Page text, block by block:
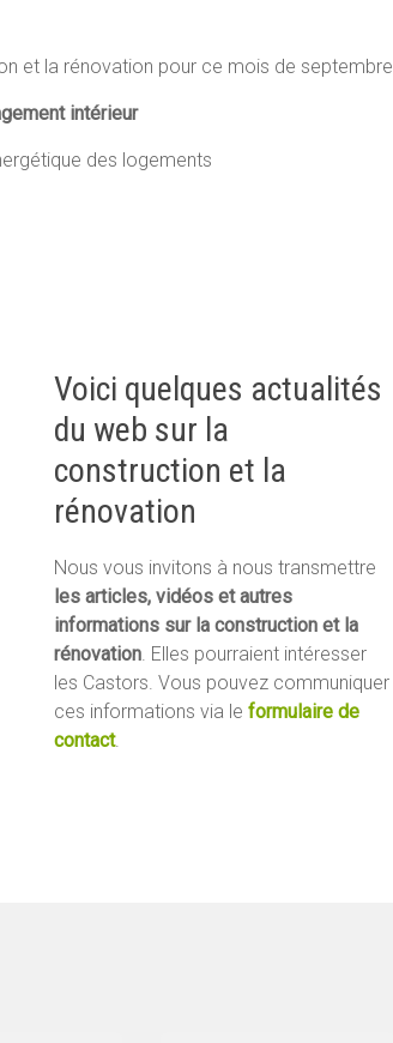
et la rénovation pour ce mois de septembre.
intérieur
des logements
Voici quelques actualités
du web sur la
construction et la
rénovation
Nous vous invitons à nous transmettre
les articles, vidéos et autres
informations sur la construction et la
rénovation . Elles pourraient intéresser
les Castors. Vous pouvez communiquer
ces informations via le formulaire de
contact.